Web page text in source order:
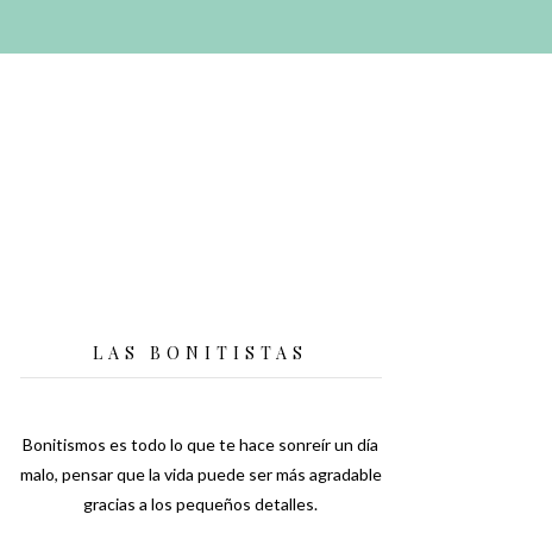
LAS BONITISTAS
Bonitismos es todo lo que te hace sonreír un día
malo, pensar que la vida puede ser más agradable
gracias a los pequeños detalles.